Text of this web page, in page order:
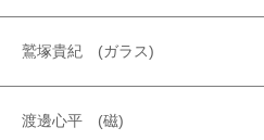
鷲塚貴紀 (ガラス)
渡邊心平 (磁)